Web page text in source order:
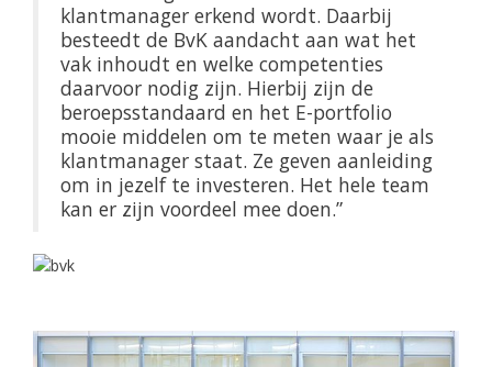
klantmanager erkend wordt. Daarbij
besteedt de BvK aandacht aan wat het
vak inhoudt en welke competenties
daarvoor nodig zijn. Hierbij zijn de
beroepsstandaard en het E-portfolio
mooie middelen om te meten waar je als
klantmanager staat. Ze geven aanleiding
om in jezelf te investeren. Het hele team
kan er zijn voordeel mee doen.”